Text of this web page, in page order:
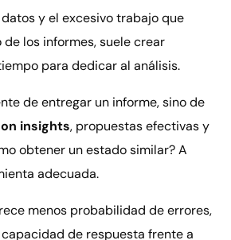
y el excesivo trabajo que
los informes, suele crear
para dedicar al análisis.
de entregar un informe, sino de
insights, propuestas efectivas y
obtener un estado similar? A
adecuada.
menos probabilidad de errores,
de respuesta frente a